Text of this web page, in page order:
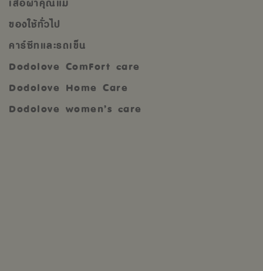
เสื้อผ้าคุณแม่
ของใช้ทั่วไป
คาร์ซีทและรถเข็น
Dodolove ComFort care
Dodolove Home Care
Dodolove women’s care